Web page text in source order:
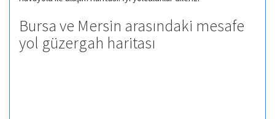
Bursa ve Mersin arasındaki mesafe
yol güzergah haritası